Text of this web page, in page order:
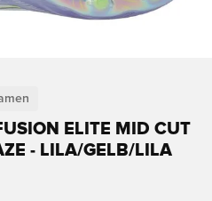
ELITE MID CUT
- LILA/GELB/LILA